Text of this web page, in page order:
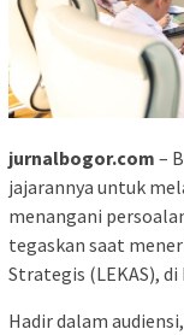
jurnalbogor.com –
jajarannya untuk
menangani
tegaskan saat
Strategis (LEKAS),
Hadir dalam